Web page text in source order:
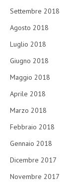
Settembre 2018
Agosto 2018
Luglio 2018
Giugno 2018
Maggio 2018
Aprile 2018
Marzo 2018
Febbraio 2018
Gennaio 2018
Dicembre 2017
Novembre 2017